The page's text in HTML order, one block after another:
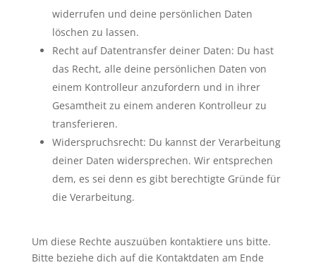
widerrufen und deine persönlichen Daten
löschen zu lassen.
Recht auf Datentransfer deiner Daten: Du hast
das Recht, alle deine persönlichen Daten von
einem Kontrolleur anzufordern und in ihrer
Gesamtheit zu einem anderen Kontrolleur zu
transferieren.
Widerspruchsrecht: Du kannst der Verarbeitung
deiner Daten widersprechen. Wir entsprechen
dem, es sei denn es gibt berechtigte Gründe für
die Verarbeitung.
Um diese Rechte auszuüben kontaktiere uns bitte.
Bitte beziehe dich auf die Kontaktdaten am Ende